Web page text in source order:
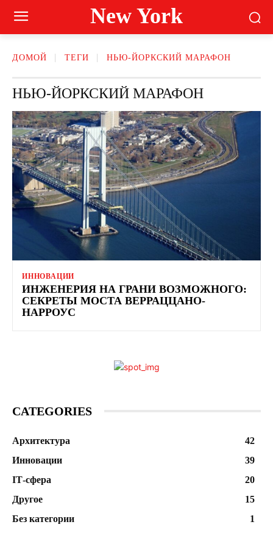
New York
ДОМОЙ ТЕГИ НЬЮ-ЙОРКСКИЙ МАРАФОН
НЬЮ-ЙОРКСКИЙ МАРАФОН
ИННОВАЦИИ
ИНЖЕНЕРИЯ НА ГРАНИ ВОЗМОЖНОГО:
СЕКРЕТЫ МОСТА ВЕРРАЦЦАНО-
НАРРОУС
CATEGORIES
Архитектура
42
Инновации
39
ІТ-сфера
20
Другое
15
Без категории
1